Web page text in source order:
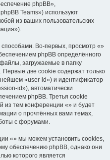
phpBB»,
Teams») используют
из ваших пользовательских
Во-первых, просмотр «»
phpBB определённого
загружаемые в папку
две cookie содержат только
«user-id») и идентификатор
id»), автоматически
phpBB. Третья cookie
из тем конференции «» и будет
о прочтённых вами темах,
с форумами.
«» мы можем установить cookies,
обеспечению phpBB, однако они
которого является